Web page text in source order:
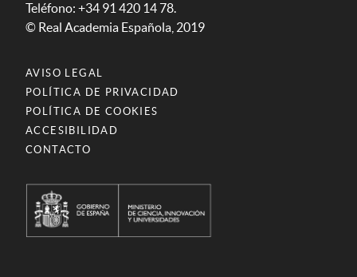
Teléfono: +34 91 420 14 78.
© Real Academia Española, 2019
AVISO LEGAL
POLÍTICA DE PRIVACIDAD
POLÍTICA DE COOKIES
ACCESIBILIDAD
CONTACTO